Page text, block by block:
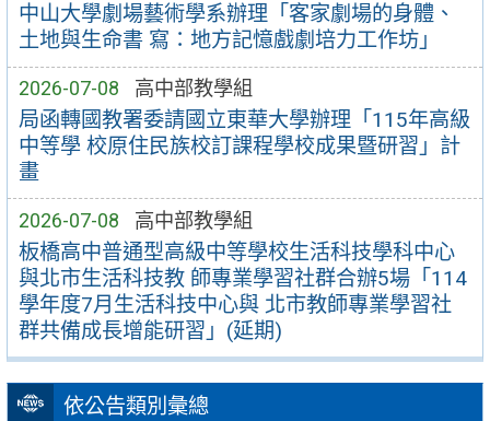
中山大學劇場藝術學系辦理「客家劇場的身體、
土地與生命書 寫：地方記憶戲劇培力工作坊」
2026-07-08 高中部教學組
局函轉國教署委請國立東華大學辦理「115年高級
中等學 校原住民族校訂課程學校成果暨研習」計
畫
2026-07-08 高中部教學組
板橋高中普通型高級中等學校生活科技學科中心
與北市生活科技教 師專業學習社群合辦5場「114
學年度7月生活科技中心與 北市教師專業學習社
群共備成長增能研習」(延期)
依公告類別彙總